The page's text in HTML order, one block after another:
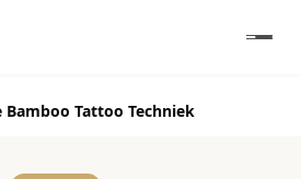
Bamboo Tattoo Techniek